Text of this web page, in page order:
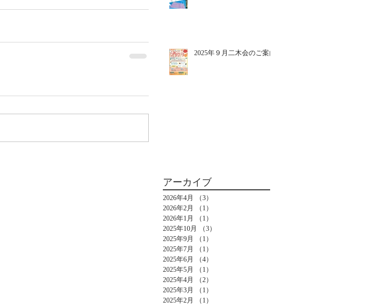
2025年９月二木会のご案内
アーカイブ
2026年4月 （3）
2026年2月
（1）
2026年1月
（1）
2025年10月
（3）
2025年9月
（1）
2025年7月
（1）
2025年6月
（4）
2025年5月
（1）
2025年4月
（2）
2025年3月
（1）
2025年2月
（1）